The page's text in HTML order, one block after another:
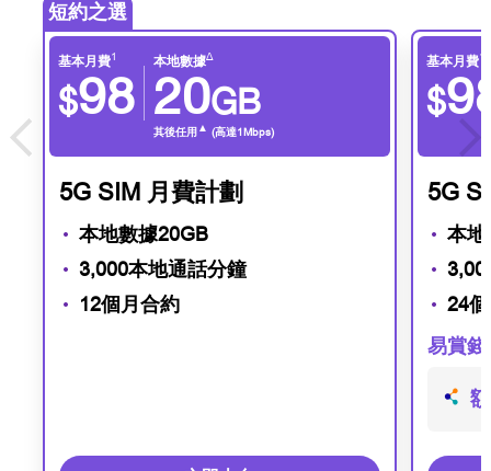
短約之選
基本月費1
$98
本地數據∆
20GB
其後任用▲ (高達1Mbps)
5G SIM 月費計劃
本地數據20GB
3,000本地通話分鐘
12個月合約
基本月費1
$
5G
本地
24
易賞